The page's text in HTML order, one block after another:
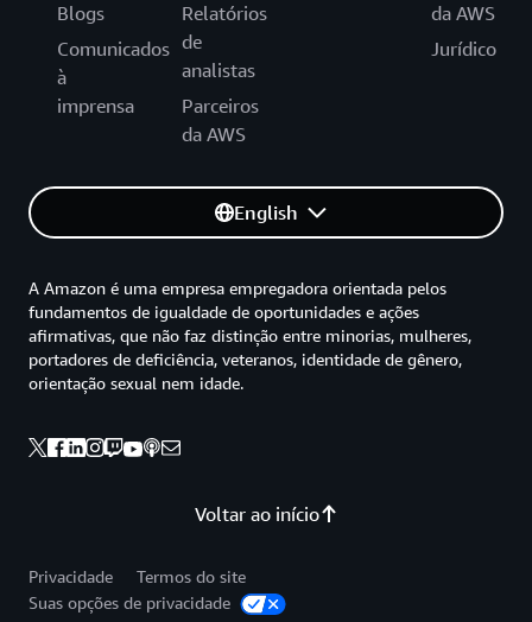
Blogs
Comunicados
à
imprensa
Relatórios
de
analistas
Parceiros
da AWS
da AWS
Jurídico
English
Voltar ao início
A Amazon é uma empresa empregadora orientada pelos
fundamentos de igualdade de oportunidades e ações
afirmativas, que não faz distinção entre minorias, mulheres,
portadores de deficiência, veteranos, identidade de gênero,
orientação sexual nem idade.
Privacidade
Termos do site
Suas opções de privacidade